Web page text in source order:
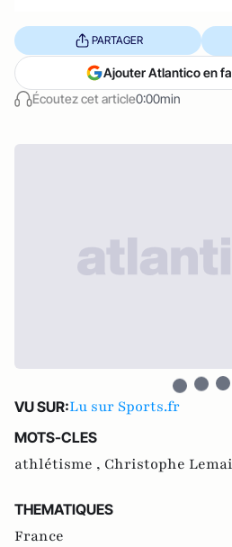
Écoutez cet article0:00min
PARTAGER
Ajouter Atlantico en
VU SUR:Lu sur Sports.fr
MOTS-CLES
athlétisme , Christophe
THEMATIQUES
France